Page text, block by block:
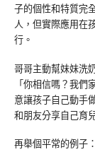
子的個性和特質完
人，但實際應用在
行。
哥哥主動幫妹妹洗
「你相信嗎？我
意讓孩子自己動手
和朋友分享自己育
再舉個平常的例子